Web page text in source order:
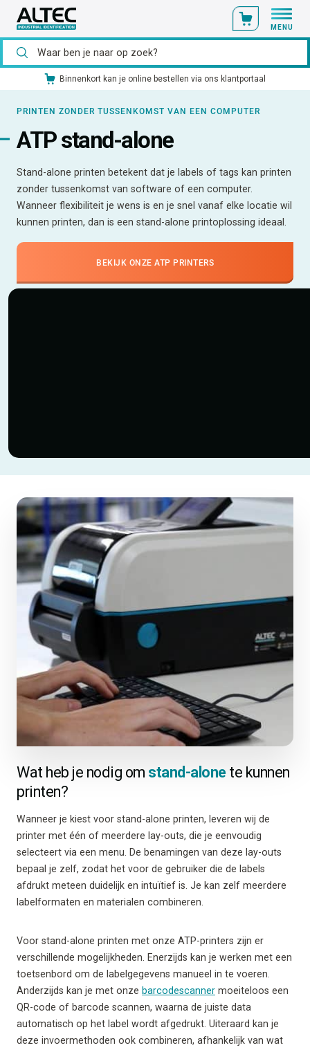
MENU
Binnenkort kan je online bestellen via ons klantportaal
PRINTEN ZONDER TUSSENKOMST VAN EEN COMPUTER
ATP stand-alone
Stand-alone printen betekent dat je labels of tags kan printen
zonder tussenkomst van software of een computer.
Wanneer flexibiliteit je wens is en je snel vanaf elke locatie wil
kunnen printen, dan is een stand-alone printoplossing ideaal.
BEKIJK ONZE ATP PRINTERS
Wat heb je nodig om stand-alone te kunnen
printen?
Wanneer je kiest voor stand-alone printen, leveren wij de
printer met één of meerdere lay-outs, die je eenvoudig
selecteert via een menu. De benamingen van deze lay-outs
bepaal je zelf, zodat het voor de gebruiker die de labels
afdrukt meteen duidelijk en intuïtief is. Je kan zelf meerdere
labelformaten en materialen combineren.
Voor stand-alone printen met onze ATP-printers zijn er
verschillende mogelijkheden. Enerzijds kan je werken met een
toetsenbord om de labelgegevens manueel in te voeren.
Anderzijds kan je met onze barcodescanner moeiteloos een
QR-code of barcode scannen, waarna de juiste data
automatisch op het label wordt afgedrukt. Uiteraard kan je
deze invoermethoden ook combineren, afhankelijk van wat